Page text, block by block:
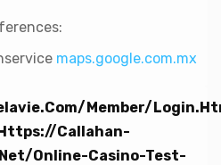
maps.google.com.mx
member/
callahan-
online-Casino-Test-